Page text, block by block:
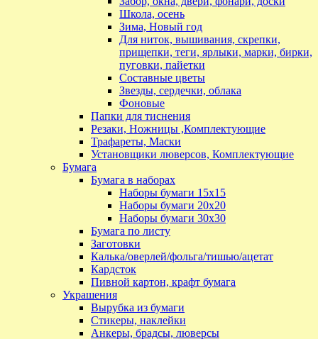
Школа, осень
Зима, Новый год
Для ниток, вышивания, скрепки,
прищепки, теги, ярлыки, марки, бирки,
пуговки, пайетки
Составные цветы
Звезды, сердечки, облака
Фоновые
Папки для тиснения
Резаки, Ножницы ,Комплектующие
Трафареты, Маски
Установщики люверсов, Комплектующие
Бумага
Бумага в наборах
Наборы бумаги 15х15
Наборы бумаги 20х20
Наборы бумаги 30х30
Бумага по листу
Заготовки
Калька/оверлей/фольга/тишью/ацетат
Кардсток
Пивной картон, крафт бумага
Украшения
Вырубка из бумаги
Стикеры, наклейки
Анкеры, брадсы, люверсы